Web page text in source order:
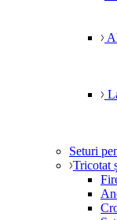
Seturi
Tricotat